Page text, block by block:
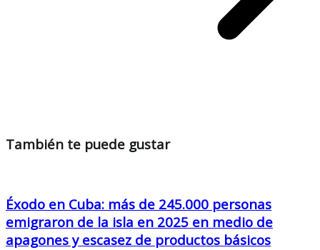
También te puede gustar
Éxodo en Cuba: más de 245.000 personas
emigraron de la isla en 2025 en medio de
apagones y escasez de productos básicos